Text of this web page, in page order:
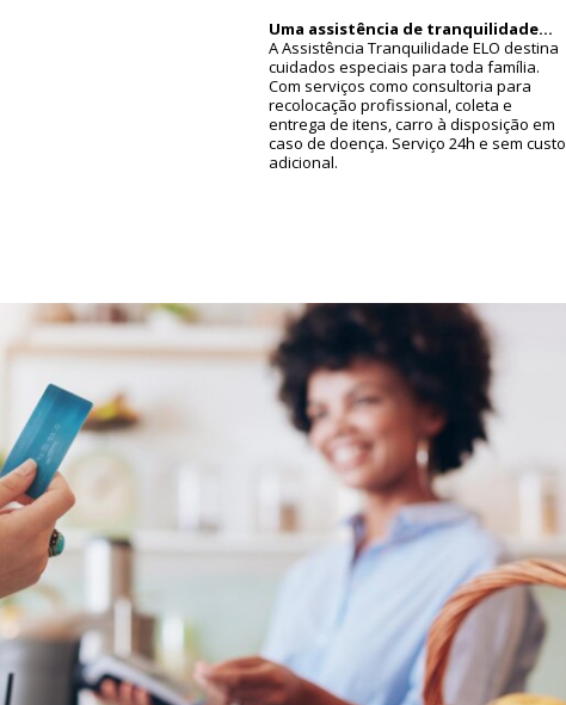
Uma assistência de tranquilidade…
A Assistência Tranquilidade ELO destina
cuidados especiais para toda família.
Com serviços como consultoria para
recolocação profissional, coleta e
entrega de itens, carro à disposição em
caso de doença. Serviço 24h e sem custo
adicional.